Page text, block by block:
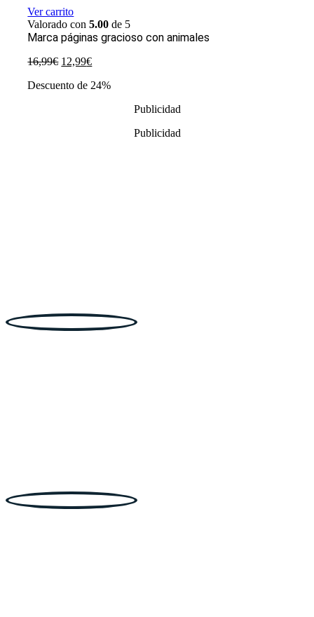
Ver carrito
Valorado con5.00 de 5
Marca páginas gracioso con animales
16,99€ El
original
12,99€El
actual
Descuento de 24%
Publicidad
Publicidad